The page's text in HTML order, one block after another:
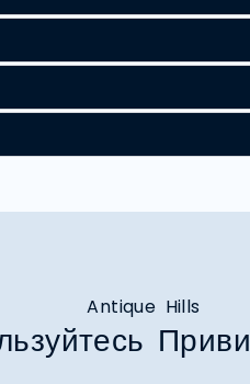
Antique Hills